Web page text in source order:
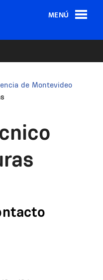
MENÚ
de Montevideo